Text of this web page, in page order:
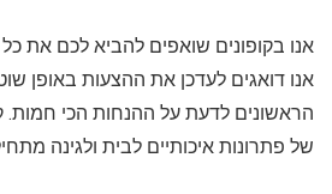
אנו בקופונים שואפים להביא לכם את
אנו דואגים לעדכן את ההצעות באופן
הראשונים לדעת על ההנחות הכי
של פתרונות איכותיים לבית ולגינה